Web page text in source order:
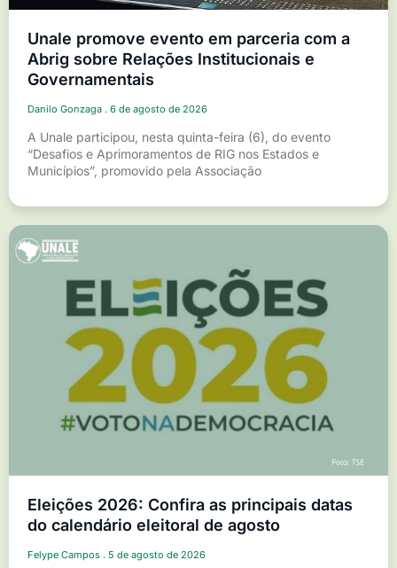
Unale promove evento em parceria com a
Abrig sobre Relações Institucionais e
Governamentais
Danilo Gonzaga 6 de agosto de 2026
A Unale participou, nesta quinta-feira (6), do evento
“Desafios e Aprimoramentos de RIG nos Estados e
Municípios”, promovido pela Associação
Eleições 2026: Confira as principais datas
do calendário eleitoral de agosto
Felype Campos 5 de agosto de 2026